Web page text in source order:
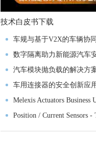
技术白皮书下载
车规与基于V2X的车辆协
望
数字隔离助力新能源汽车
汽车模块抛负载的解决方
车用连接器的安全创新应
Melexis Actuators Business
Position / Current Sensors